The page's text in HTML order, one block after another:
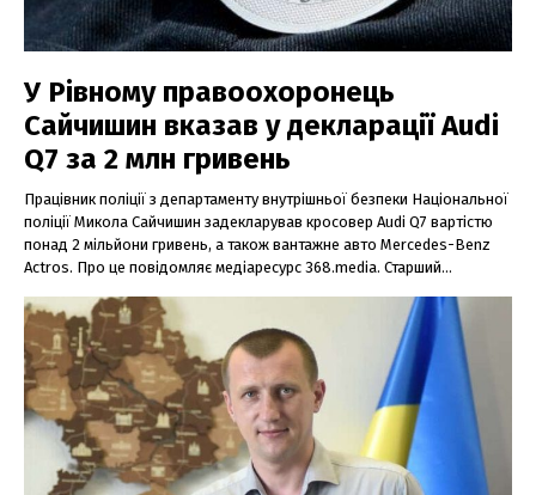
У Рівному правоохоронець
Сайчишин вказав у декларації Audi
Q7 за 2 млн гривень
Працівник поліції з департаменту внутрішньої безпеки Національної
поліції Микола Сайчишин задекларував кросовер Audi Q7 вартістю
понад 2 мільйони гривень, а також вантажне авто Mercedes-Benz
Actros. Про це повідомляє медіаресурс 368.media. Старший...